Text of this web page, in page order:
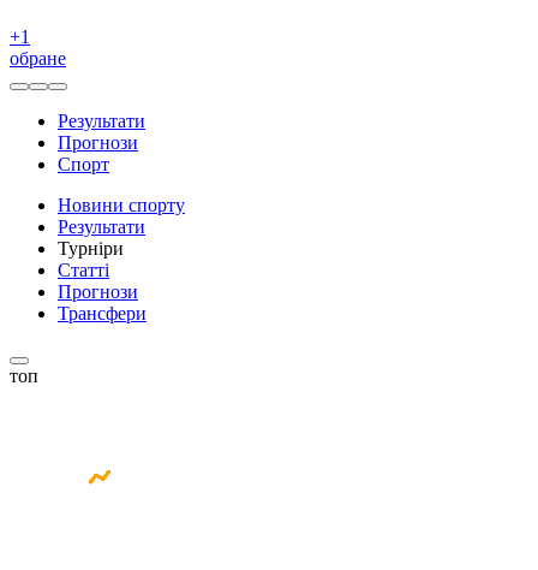
+1
обране
Результати
Прогнози
Спорт
Новини спорту
Результати
Турніри
Статті
Прогнози
Трансфери
топ